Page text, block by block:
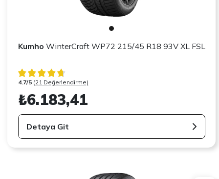
Kumho WinterCraft WP72 215/45 R18 93V XL FSL
4.7/5 (21 Değerlendirme)
₺6.183,41
Detaya Git